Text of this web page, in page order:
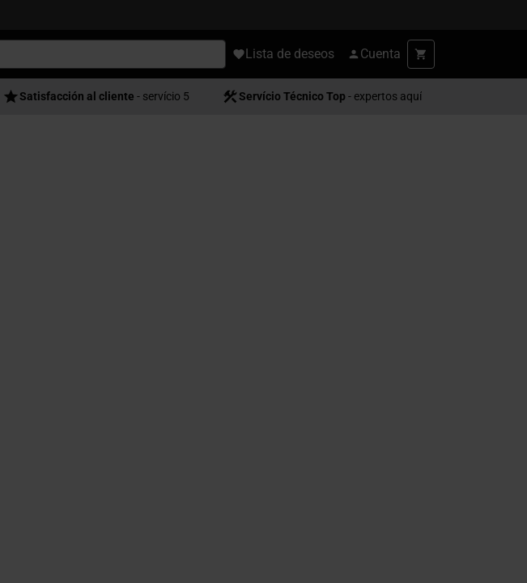
Lista de deseos Cuenta
Satisfacción al cliente - servício 5 Servício Técnico Top - expertos aquí